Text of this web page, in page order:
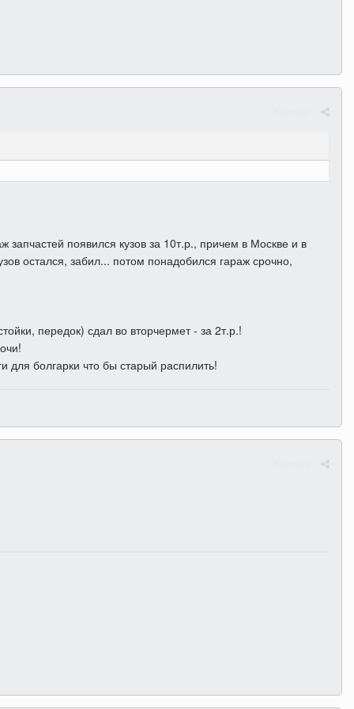
появился кузов за 10т.р., причем в Москве и в
остался, забил... потом понадобился гараж срочно,
передок) сдал во вторчермет - за 2т.р.!
для болгарки что бы старый распилить!